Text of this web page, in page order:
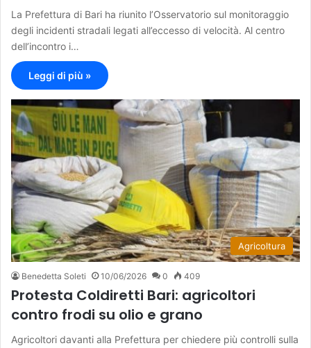
La Prefettura di Bari ha riunito l’Osservatorio sul monitoraggio
degli incidenti stradali legati all’eccesso di velocità. Al centro
dell’incontro i…
Leggi di più »
Agricoltura
Benedetta Soleti 10/06/2026 0 409
Protesta Coldiretti Bari: agricoltori
contro frodi su olio e grano
Agricoltori davanti alla Prefettura per chiedere più controlli sulla